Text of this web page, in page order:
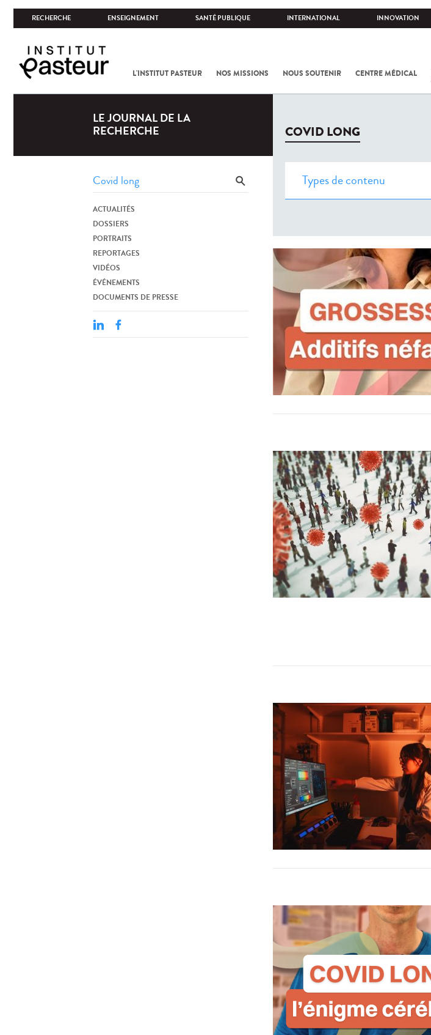
RECHERCHE ENSEIGNEMENT SANTÉ PUBLIQUE INTERNATIONAL INNOVATION
L'INSTITUT PASTEUR NOS MISSIONS NOUS SOUTENIR CENTRE MÉDICAL
LE JOURNAL DE LA
RECHERCHE
ACTUALITÉS
DOSSIERS
PORTRAITS
REPORTAGES
VIDÉOS
ÉVÉNEMENTS
DOCUMENTS DE PRESSE
COVID LONG